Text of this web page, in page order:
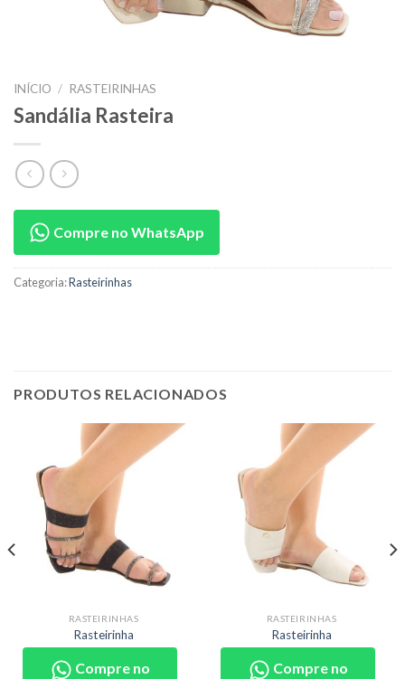
INÍCIO / RASTEIRINHAS
Sandália Rasteira
Compre no WhatsApp
Categoria:Rasteirinhas
PRODUTOS RELACIONADOS
RASTEIRINHAS
Rasteirinha
Compre no
RASTEIRINHAS
Rasteirinha
Compre no